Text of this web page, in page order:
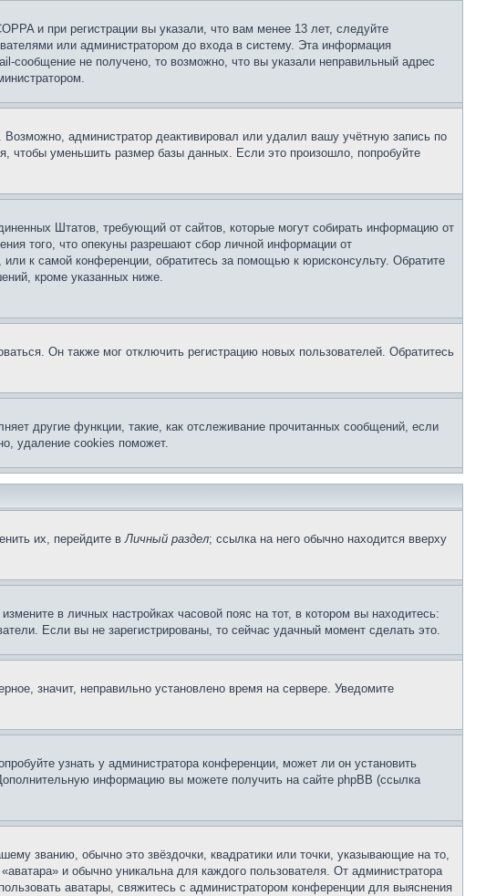
и при регистрации вы указали, что вам менее 13 лет, следуйте
или администратором до входа в систему. Эта информация
сообщение не получено, то возможно, что вы указали неправильный адрес
администратор деактивировал или удалил вашу учётную запись по
чтобы уменьшить размер базы данных. Если это произошло, попробуйте
Штатов, требующий от сайтов, которые могут собирать информацию от
того, что опекуны разрешают сбор личной информации от
к самой конференции, обратитесь за помощью к юрисконсульту. Обратите
кроме указанных ниже.
Он также мог отключить регистрацию новых пользователей. Обратитесь
другие функции, такие, как отслеживание прочитанных сообщений, если
удаление cookies поможет.
их, перейдите вЛичный раздел; ссылка на него обычно находится вверху
в личных настройках часовой пояс на тот, в котором вы находитесь:
Если вы не зарегистрированы, то сейчас удачный момент сделать это.
значит, неправильно установлено время на сервере. Уведомите
узнать у администратора конференции, может ли он установить
информацию вы можете получить на сайте phpBB (ссылка
званию, обычно это звёздочки, квадратики или точки, указывающие на то,
и обычно уникальна для каждого пользователя. От администратора
аватары, свяжитесь с администратором конференции для выяснения